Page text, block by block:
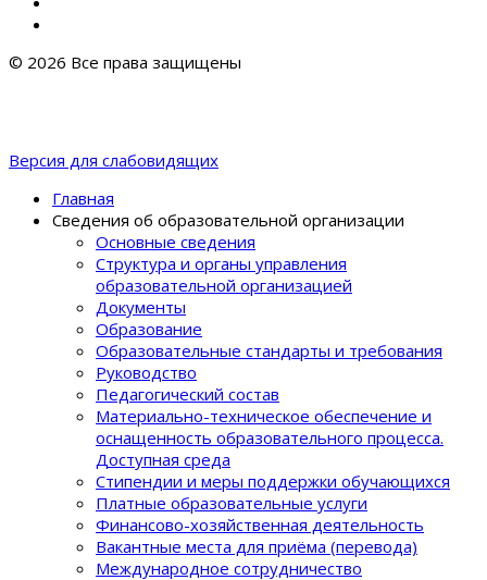
© 2026 Все права защищены
Версия для слабовидящих
Главная
Сведения об образовательной организации
Основные сведения
Структура и органы управления
образовательной организацией
Документы
Образование
Образовательные стандарты и требования
Руководство
Педагогический состав
Материально-техническое обеспечение и
оснащенность образовательного процеcса.
Доступная среда
Стипендии и меры поддержки обучающихся
Платные образовательные услуги
Финансово-хозяйственная деятельность
Вакантные места для приёма (перевода)
Международное сотрудничество